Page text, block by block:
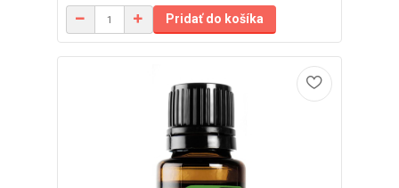
Pridať do košíka